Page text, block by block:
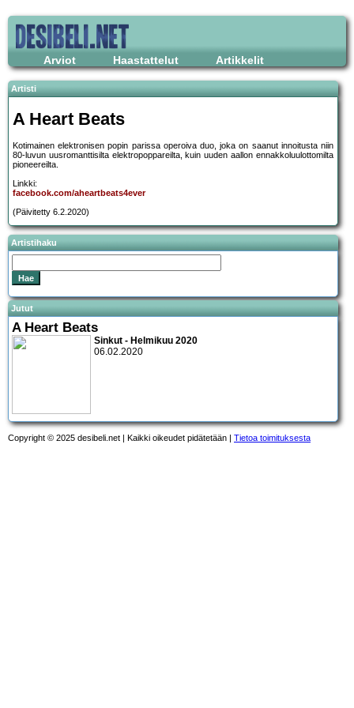
Arviot Haastattelut Artikkelit
Artisti
A Heart Beats
Kotimainen elektronisen popin parissa operoiva duo, joka on saanut innoitusta niin
80-luvun uusromanttisilta elektropoppareilta, kuin uuden aallon ennakkoluulottomilta
pioneereilta.
Linkki:
facebook.com/aheartbeats4ever
(Päivitetty 6.2.2020)
Artistihaku
Jutut
A Heart Beats
Sinkut - Helmikuu 2020
06.02.2020
Copyright © 2025 desibeli.net | Kaikki oikeudet pidätetään | Tietoa toimituksesta